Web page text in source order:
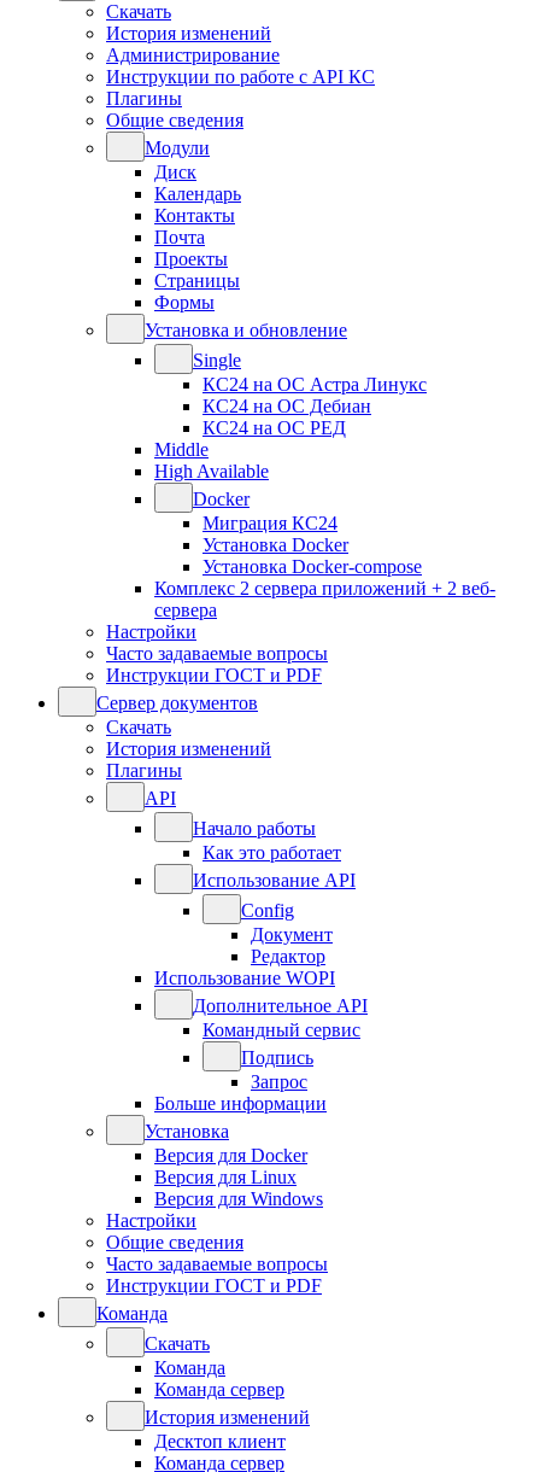
Скачать
История изменений
Администрирование
Инструкции по работе с API КС
Плагины
Общие сведения
Модули
Диск
Календарь
Контакты
Почта
Проекты
Страницы
Формы
Установка и обновление
Single
КС24 на ОС Астра Линукс
КС24 на ОС Дебиан
КС24 на ОС РЕД
Middle
High Available
Docker
Миграция КС24
Установка Docker
Установка Docker-compose
Комплекс 2 сервера приложений + 2 веб-
сервера
Настройки
Часто задаваемые вопросы
Инструкции ГОСТ и PDF
Сервер документов
Скачать
История изменений
Плагины
API
Начало работы
Как это работает
Использование API
Config
Документ
Редактор
Использование WOPI
Дополнительное API
Командный сервис
Подпись
Запрос
Больше информации
Установка
Версия для Docker
Версия для Linux
Версия для Windows
Настройки
Общие сведения
Часто задаваемые вопросы
Инструкции ГОСТ и PDF
Команда
Скачать
Команда
Команда сервер
История изменений
Десктоп клиент
Команда сервер